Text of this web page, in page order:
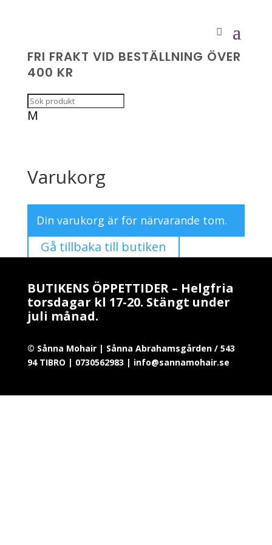
FRI FRAKT VID BESTÄLLNING ÖVER
400 KR
M
Varukorg
Din varukorg är för närvarande tom.
Gå tillbaka till butiken
BUTIKENS ÖPPETTIDER – Helgfria
torsdagar kl 17-20. Stängt under
juli månad.
© Sånna Mohair | Sånna Abrahamsgården / 543
94 TIBRO | 0730562983 | info@sannamohair.se